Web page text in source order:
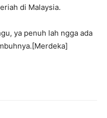
di Malaysia.
ya penuh lah ngga ada